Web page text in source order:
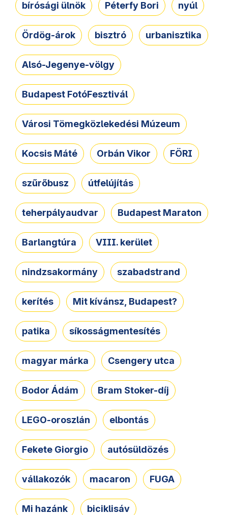
bírósági ülnök Péterfy Bori nyúl
Ördög-árok bisztró urbanisztika
Alsó-Jegenye-völgy
Budapest FotóFesztivál
Városi Tömegközlekedési Múzeum
Kocsis Máté Orbán Vikor FÖRI
szűrőbusz útfelújítás
teherpályaudvar Budapest Maraton
Barlangtúra VIII. kerület
nindzsakormány szabadstrand
kerítés Mit kívánsz, Budapest?
patika síkosságmentesítés
magyar márka Csengery utca
Bodor Ádám Bram Stoker-díj
LEGO-oroszlán elbontás
Fekete Giorgio autósüldözés
vállakozók macaron FUGA
Mi hazánk biciklisáv